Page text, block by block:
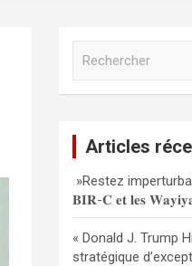
c
h
e
r
Articles
»Restez
𝐁𝐈𝐑-𝐂 𝐞𝐭 𝐥𝐞𝐬
« Donald J. Trump
stratégique